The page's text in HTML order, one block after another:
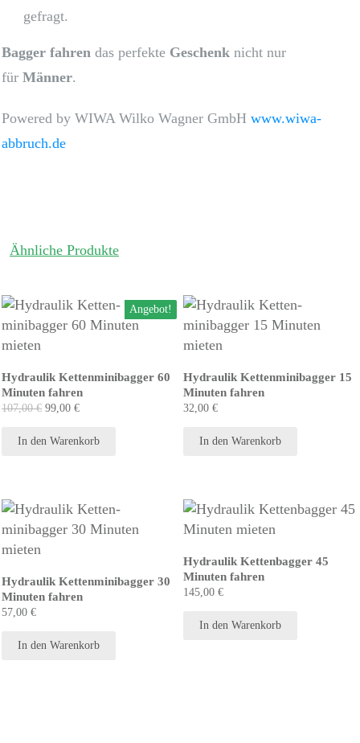
gefragt.
Bagger fahren das perfekte Geschenk nicht nur
für Männer.
Powered by WIWA Wilko Wagner GmbH www.wiwa-
abbruch.de
Ähnliche Produkte
Angebot!
Hydraulik Kettenminibagger 60
Minuten fahren
107,00€ 99,00 €
In den Warenkorb
Hydraulik Kettenminibagger 15
Minuten fahren
32,00€
In den Warenkorb
Hydraulik Kettenminibagger 30
Minuten fahren
57,00 €
In den Warenkorb
Hydraulik Kettenbagger 45
Minuten fahren
145,00€
In den Warenkorb